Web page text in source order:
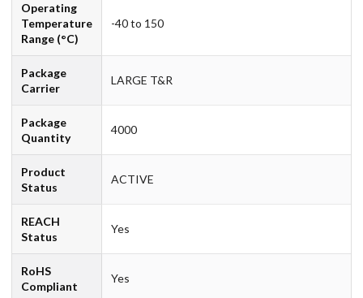
Operating
Temperature
Range (°C)
-40 to 150
Package
Carrier
LARGE T&R
Package
Quantity
4000
Product
Status
ACTIVE
REACH
Status
Yes
RoHS
Compliant
Yes